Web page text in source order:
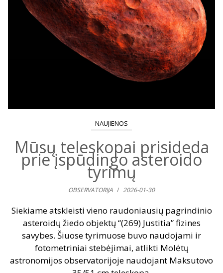
NAUJIENOS
Mūsų teleskopai prisideda
prie įspūdingo asteroido
tyrimų
OBSERVATORIJA / 2026-01-30
Siekiame atskleisti vieno raudoniausių pagrindinio
asteroidų žiedo objektų “(269) Justitia” fizines
savybes. Šiuose tyrimuose buvo naudojami ir
fotometriniai stebėjimai, atlikti Molėtų
astronomijos observatorijoje naudojant Maksutovo